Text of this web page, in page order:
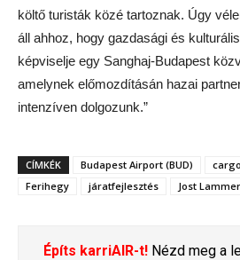
költő turisták közé tartoznak. Úgy
áll ahhoz, hogy gazdasági és
képviselje egy Sanghaj-Budapest
amelynek előmozdításán hazai
intenzíven dolgozunk.”
CÍMKÉK Budapest Airport (BUD) cargo
Ferihegy
járatfejlesztés Jost
Építs karriAIR-t! Nézd meg a